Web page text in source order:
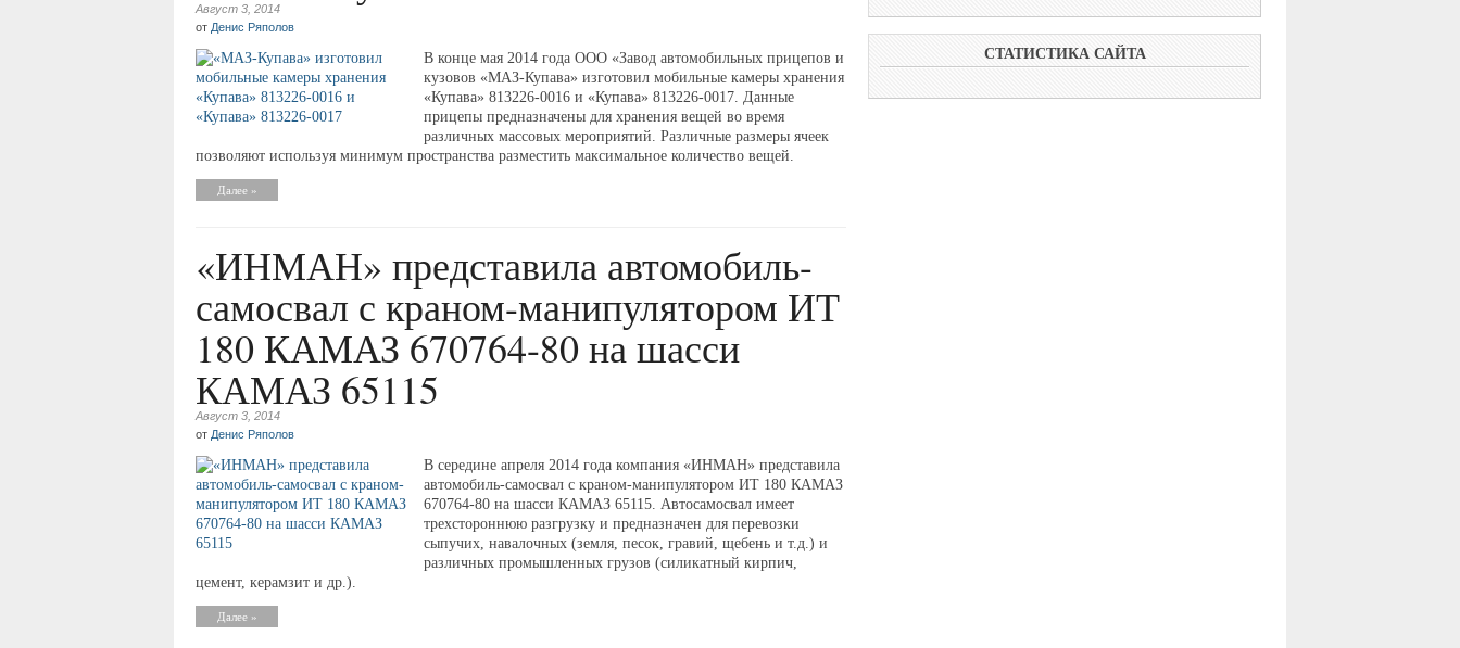
Август 3, 2014
от Денис Ряполов
В конце мая 2014 года ООО «Завод автомобильных прицепов и
кузовов «МАЗ-Купава» изготовил мобильные камеры хранения
«Купава» 813226-0016 и «Купава» 813226-0017. Данные
прицепы предназначены для хранения вещей во время
различных массовых мероприятий. Различные размеры ячеек
позволяют используя минимум пространства разместить максимальное количество вещей.
Далее »
«ИНМАН» представила автомобиль-
самосвал с краном-манипулятором ИТ
180 КАМАЗ 670764-80 на шасси
КАМАЗ 65115
Август 3, 2014
от Денис Ряполов
В середине апреля 2014 года компания «ИНМАН» представила
автомобиль-самосвал с краном-манипулятором ИТ 180 КАМАЗ
670764-80 на шасси КАМАЗ 65115. Автосамосвал имеет
трехстороннюю разгрузку и предназначен для перевозки
сыпучих, навалочных (земля, песок, гравий, щебень и т.д.) и
различных промышленных грузов (силикатный кирпич,
цемент, керамзит и др.).
Далее »
СТАТИСТИКА САЙТА